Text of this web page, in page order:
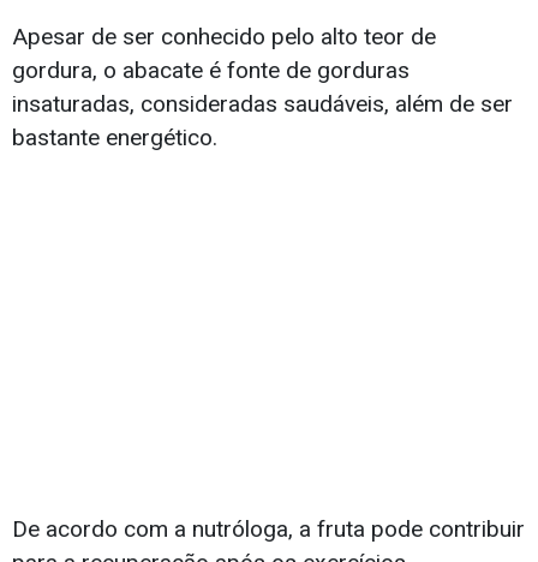
Apesar de ser conhecido pelo alto teor de
gordura, o abacate é fonte de gorduras
insaturadas, consideradas saudáveis, além de ser
bastante energético.
De acordo com a nutróloga, a fruta pode contribuir